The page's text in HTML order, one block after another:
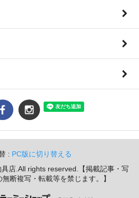
: PC版に切り替える
店.All rights reserved.【掲載記事・写
断複写・転載等を禁じます。】